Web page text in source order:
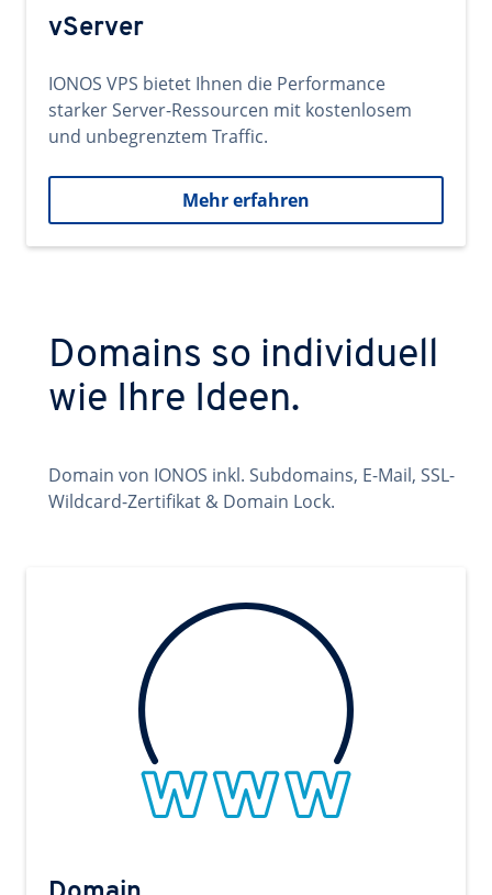
vServer
IONOS VPS bietet Ihnen die Performance
starker Server-Ressourcen mit kostenlosem
und unbegrenztem Traffic.
Mehr erfahren
Domains so individuell
wie Ihre Ideen.
Domain von IONOS inkl. Subdomains, E-Mail, SSL-
Wildcard-Zertifikat & Domain Lock.